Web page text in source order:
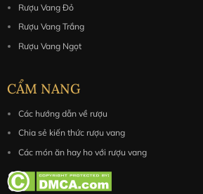
Rượu Vang Đỏ
Rượu Vang Trắng
Rượu Vang Ngọt
CẨM NANG
Các hướng dẫn về rượu
Chia sẻ kiến thức rượu vang
Các món ăn hay ho với rượu vang